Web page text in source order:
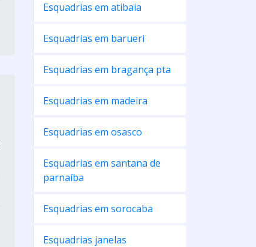
Esquadrias em atibaia
Esquadrias em barueri
Esquadrias em bragança pta
Esquadrias em madeira
Esquadrias em osasco
Esquadrias em santana de
parnaíba
Esquadrias em sorocaba
Esquadrias janelas